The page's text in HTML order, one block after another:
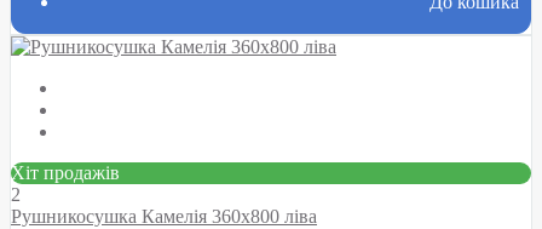
Хіт продажів
2
Рушникосушка Камелія 360х800 ліва